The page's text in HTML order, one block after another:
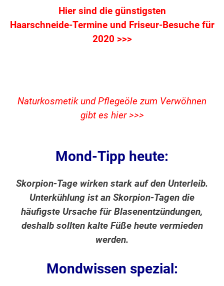
Hier sind die günstigsten
Haarschneide-Termine und Friseur-Besuche für
2020 >>>
Naturkosmetik und Pflegeöle zum Verwöhnen
gibt es hier >>>
Mond-Tipp heute:
Skorpion-Tage wirken stark auf den Unterleib.
Unterkühlung ist an Skorpion-Tagen die
häufigste Ursache für Blasenentzündungen,
deshalb sollten kalte Füße heute vermieden
werden.
Mondwissen spezial: